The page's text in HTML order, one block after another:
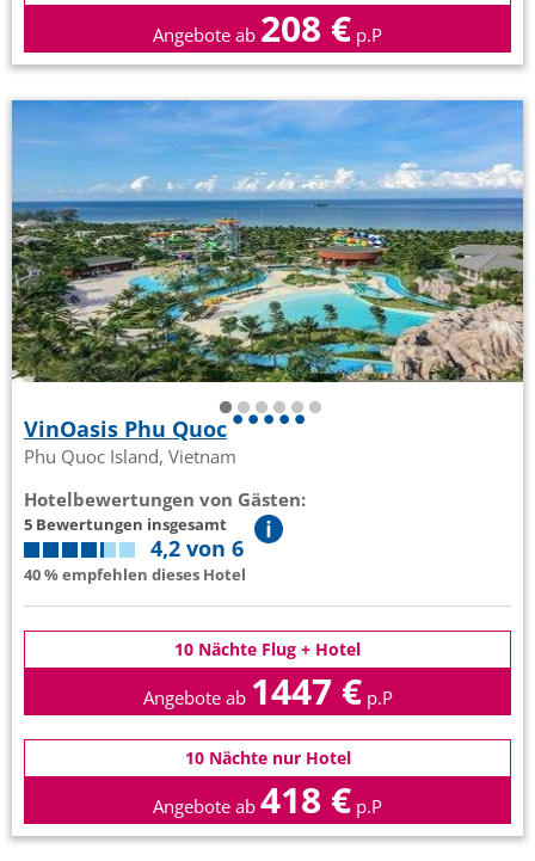
Angebote ab 208 € p.P
VinOasis Phu Quoc
Phu Quoc Island, Vietnam
Hotelbewertungen von Gästen:
5 Bewertungen insgesamt
4,2 von 6
40 % empfehlen dieses Hotel
10 Nächte Flug + Hotel
Angebote ab 1447 € p.P
10 Nächte nur Hotel
Angebote ab 418 € p.P